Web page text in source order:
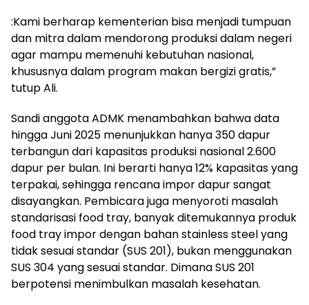
:Kami berharap kementerian bisa menjadi tumpuan
dan mitra dalam mendorong produksi dalam negeri
agar mampu memenuhi kebutuhan nasional,
khususnya dalam program makan bergizi gratis,”
tutup Ali.
Sandi anggota ADMK menambahkan bahwa data
hingga Juni 2025 menunjukkan hanya 350 dapur
terbangun dari kapasitas produksi nasional 2.600
dapur per bulan. Ini berarti hanya 12% kapasitas yang
terpakai, sehingga rencana impor dapur sangat
disayangkan. Pembicara juga menyoroti masalah
standarisasi food tray, banyak ditemukannya produk
food tray impor dengan bahan stainless steel yang
tidak sesuai standar (SUS 201), bukan menggunakan
SUS 304 yang sesuai standar. Dimana SUS 201
berpotensi menimbulkan masalah kesehatan.